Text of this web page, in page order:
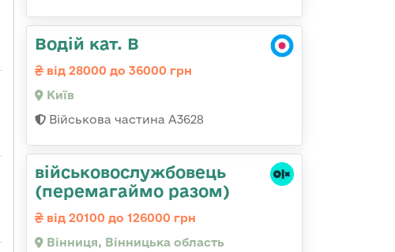
Водій кат. В
від 28000 до 36000 грн
Київ
Військова частина А3628
військовослужбовець
(перемагаймо разом)
від 20100 до 126000 грн
Вінниця, Вінницька область